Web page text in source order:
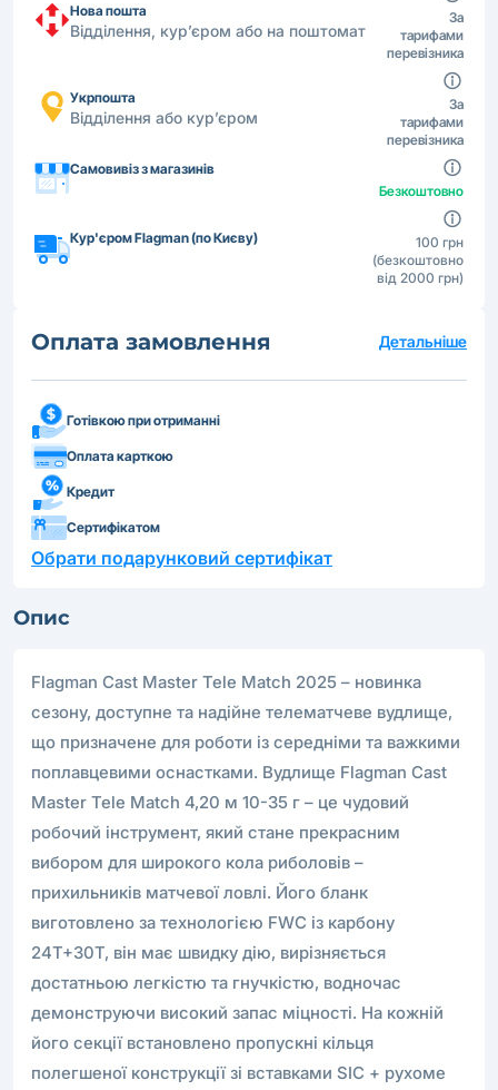
Нова пошта
Відділення, кур’єром або на поштомат
За
тарифами
перевізника
Укрпошта
Відділення або кур’єром
За
тарифами
перевізника
Самовивіз з магазинів
Безкоштовно
Кур'єром Flagman (по Києву)
100 грн
(безкоштовно
від 2000 грн)
Оплата замовлення Детальніше
Готівкою при отриманні
Оплата карткою
Кредит
Сертифікатом
Обрати подарунковий сертифікат
Опис
Flagman Cast Master Tele Match 2025 – новинка
сезону, доступне та надійне телематчеве вудлище,
що призначене для роботи із середніми та важкими
поплавцевими оснастками. Вудлище Flagman Cast
Master Tele Match 4,20 м 10-35 г – це чудовий
робочий інструмент, який стане прекрасним
вибором для широкого кола риболовів –
прихильників матчевої ловлі. Його бланк
виготовлено за технологією FWC із карбону
24T+30T, він має швидку дію, вирізняється
достатньою легкістю та гнучкістю, водночас
демонструючи високий запас міцності. На кожній
його секції встановлено пропускні кільця
полегшеної конструкції зі вставками SIС + рухоме